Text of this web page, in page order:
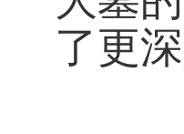
了更